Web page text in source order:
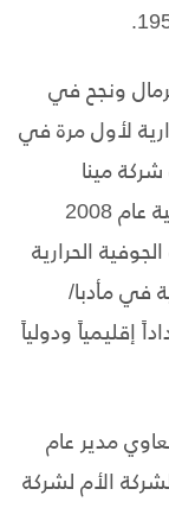
ونجح في
لأول مرة في
شركة مينا
جيوثيرمال مرتين على جائزة الطاقة العالمية عام 2008
الحرارية
في مأدبا/
إقليمياً ودولياً
السبعاوي مدير عام
الأم لشركة